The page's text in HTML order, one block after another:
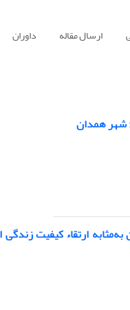
ارسال مقاله داوران
شهر همدان
ارتقاء کیفیت